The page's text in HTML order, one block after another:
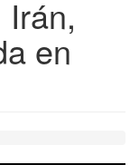
en